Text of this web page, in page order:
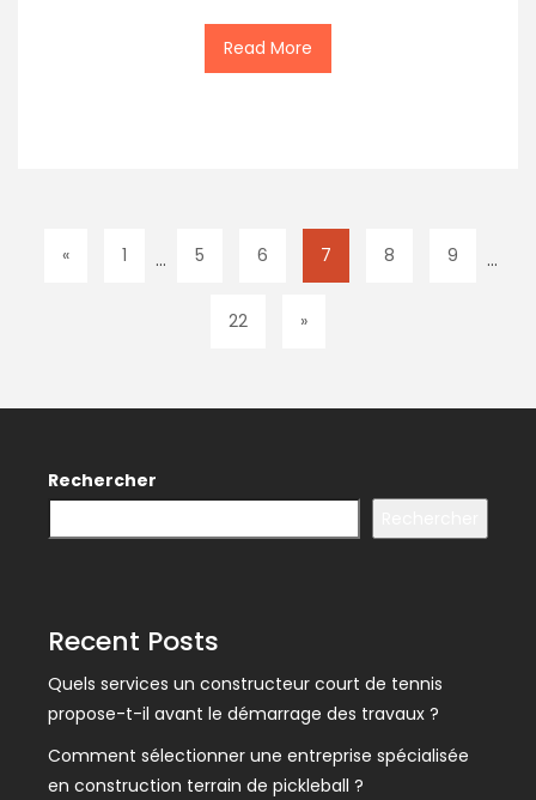
Read More
« 1 … 5 6 7 8 9 …
22 »
Rechercher
Recent Posts
Quels services un constructeur court de tennis
propose-t-il avant le démarrage des travaux ?
Comment sélectionner une entreprise spécialisée
en construction terrain de pickleball ?